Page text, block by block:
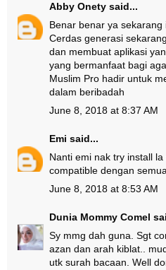
Abby Onety said...
Benar benar ya sekarang
Cerdas generasi
dan membuat aplikasi
yang bermanfaat bagi
Muslim Pro hadir untuk
dalam beribadah
June 8, 2018 at 8:37 AM
Emi said...
Nanti emi nak try install
compatible dengan
June 8, 2018 at 8:53 AM
Dunia Mommy Comel
Sy mmg dah guna. Sgt
azan dan arah kiblat..
utk surah bacaan. Well